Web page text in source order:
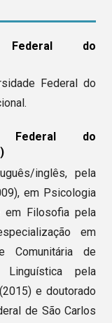
Federal do
Federal do
Federal do
inglês, pela
em Psicologia
em Filosofia pela
em
Comunitária de
Linguística pela
e doutorado
de São Carlos